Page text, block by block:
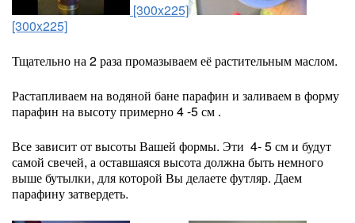
[300x225]
[300x225]
Тщательно на 2 раза промазываем её растительным маслом.
Растапливаем на водяной бане парафин и заливаем в форму
парафин на высоту примерно 4 -5 см .
Все зависит от высоты Вашей формы. Эти 4- 5 см и будут
самой свечей, а оставшаяся высота должна быть немного
выше бутылки, для которой Вы делаете футляр. Даем
парафину затвердеть.